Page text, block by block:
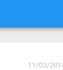
11/03/